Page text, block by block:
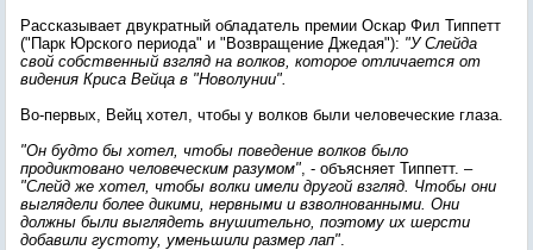
Рассказывает двукратный обладатель премии Оскар Фил Типпетт
("Парк Юрского периода" и "Возвращение Джедая"): "У Слейда
свой собственный взгляд на волков, которое отличается от
видения Криса Вейца в "Новолунии".
Во-первых, Вейц хотел, чтобы у волков были человеческие глаза.
"Он будто бы хотел, чтобы поведение волков было
продиктовано человеческим разумом", - объясняет Типпетт. –
"Слейд же хотел, чтобы волки имели другой взгляд. Чтобы они
выглядели более дикими, нервными и взволнованными. Они
должны были выглядеть внушительно, поэтому их шерсти
добавили густоту, уменьшили размер лап".